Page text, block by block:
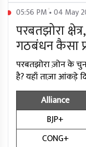
05:56 PM • 04 May
परबतझोरा
गठबंधन कैसा
परबतझोरा ज़ोन के
है? यहाँ ताज़ा आंकड़े
Alliance
BJP+
CONG+